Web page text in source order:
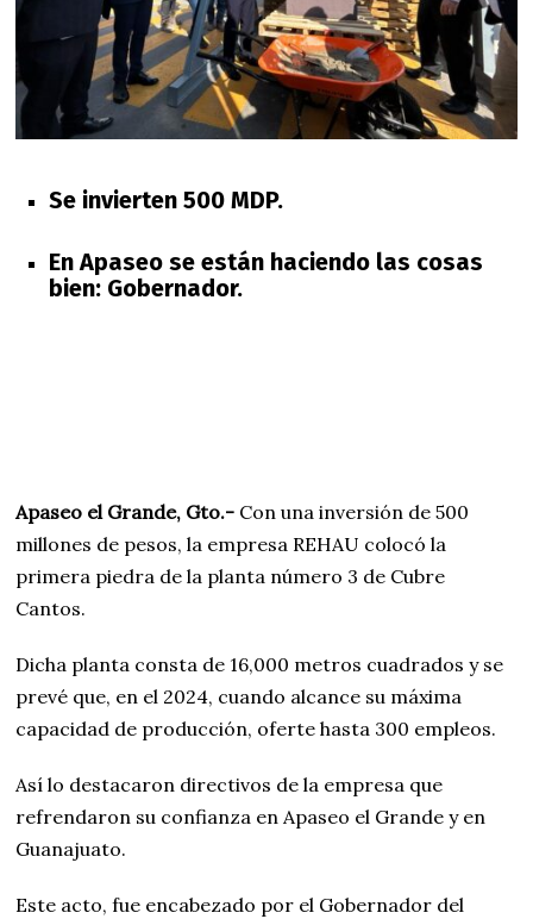
Se invierten 500 MDP.
En Apaseo se están haciendo las cosas
bien: Gobernador.
Apaseo el Grande, Gto.- Con una inversión de 500
millones de pesos, la empresa REHAU colocó la
primera piedra de la planta número 3 de Cubre
Cantos.
Dicha planta consta de 16,000 metros cuadrados y se
prevé que, en el 2024, cuando alcance su máxima
capacidad de producción, oferte hasta 300 empleos.
Así lo destacaron directivos de la empresa que
refrendaron su confianza en Apaseo el Grande y en
Guanajuato.
Este acto, fue encabezado por el Gobernador del